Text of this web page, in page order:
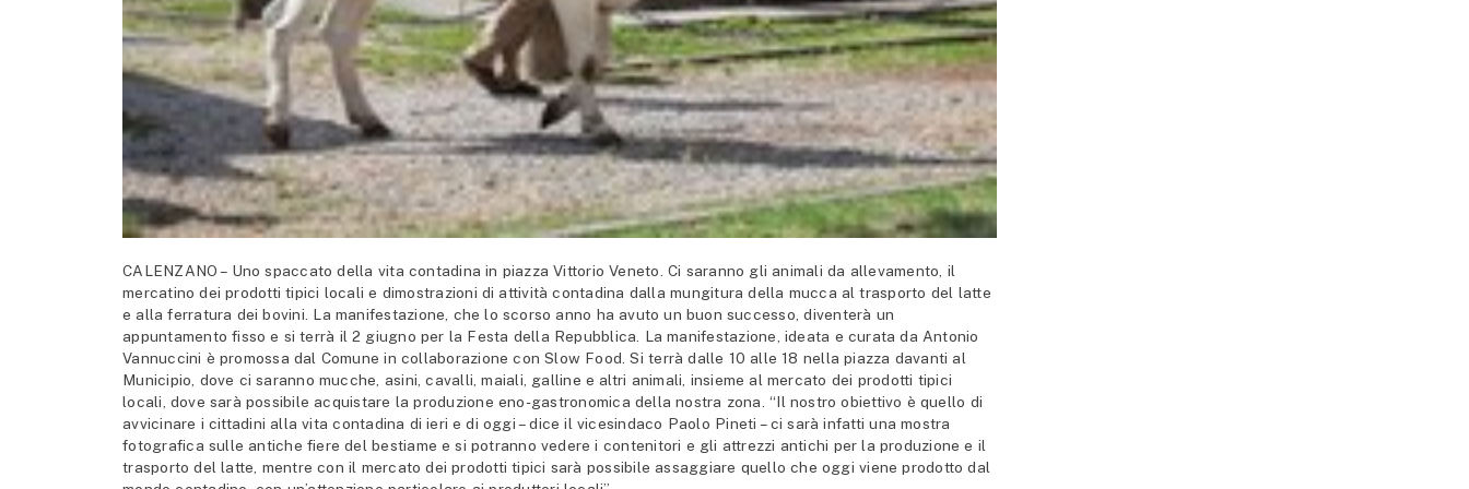
CALENZANO – Uno spaccato della vita contadina in piazza Vittorio Veneto. Ci saranno gli animali da allevamento, il
mercatino dei prodotti tipici locali e dimostrazioni di attività contadina dalla mungitura della mucca al trasporto del latte
e alla ferratura dei bovini. La manifestazione, che lo scorso anno ha avuto un buon successo, diventerà un
appuntamento fisso e si terrà il 2 giugno per la Festa della Repubblica. La manifestazione, ideata e curata da Antonio
Vannuccini è promossa dal Comune in collaborazione con Slow Food. Si terrà dalle 10 alle 18 nella piazza davanti al
Municipio, dove ci saranno mucche, asini, cavalli, maiali, galline e altri animali, insieme al mercato dei prodotti tipici
locali, dove sarà possibile acquistare la produzione eno-gastronomica della nostra zona. “Il nostro obiettivo è quello di
avvicinare i cittadini alla vita contadina di ieri e di oggi – dice il vicesindaco Paolo Pineti – ci sarà infatti una mostra
fotografica sulle antiche fiere del bestiame e si potranno vedere i contenitori e gli attrezzi antichi per la produzione e il
trasporto del latte, mentre con il mercato dei prodotti tipici sarà possibile assaggiare quello che oggi viene prodotto dal